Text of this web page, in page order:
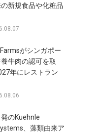
新規食品や化粧品
がシンガポー
牛肉の認可を取
年にレストラン
のKuehnle
、藻類由来ア